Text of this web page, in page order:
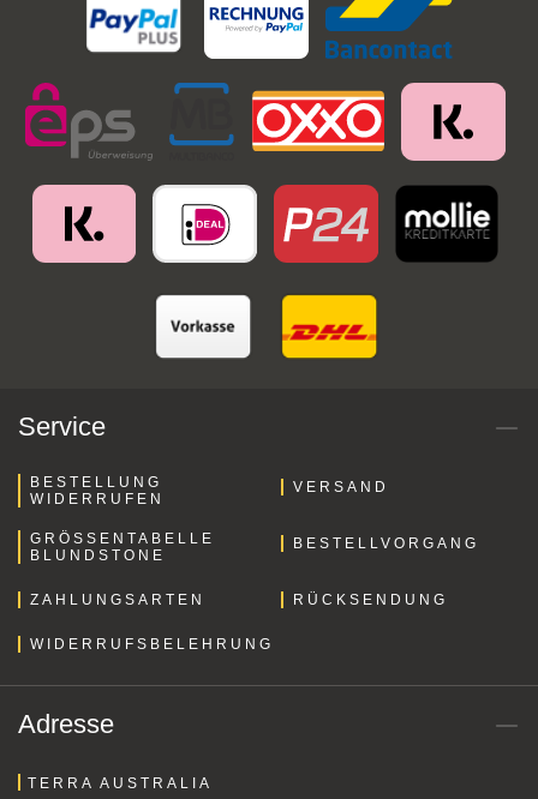
Service
BESTELLUNG
WIDERRUFEN
VERSAND
GRÖSSENTABELLE B
LUNDSTONE
BESTELLVORGANG
ZAHLUNGSARTEN RÜCKSENDUNG
WIDERRUFSBELEHRUNG
Adresse
TERRA AUSTRALIA